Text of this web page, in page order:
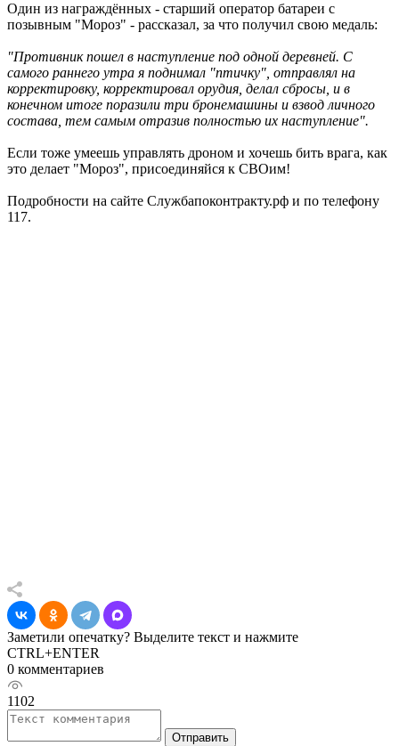
Один из награждённых - старший оператор батареи с
позывным "Мороз" - рассказал, за что получил свою медаль:
"Противник пошел в наступление под одной деревней. С
самого раннего утра я поднимал "птичку", отправлял на
корректировку, корректировал орудия, делал сбросы, и в
конечном итоге поразили три бронемашины и взвод личного
состава, тем самым отразив полностью их наступление".
Если тоже умеешь управлять дроном и хочешь бить врага, как
это делает "Мороз", присоединяйся к СВОим!
Подробности на сайте Службапоконтракту.рф и по телефону
117.
Заметили опечатку? Выделите текст и нажмите
CTRL+ENTER
0 комментариев
1102
Отправить